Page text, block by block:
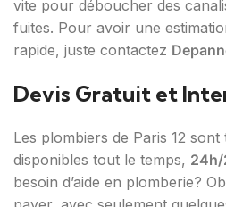
vite pour déboucher des
fuites. Pour avoir une
rapide, juste contactez
Devis Gratuit et
Les plombiers de Paris 12
disponibles tout le temps,
besoin d’aide en plomberie?